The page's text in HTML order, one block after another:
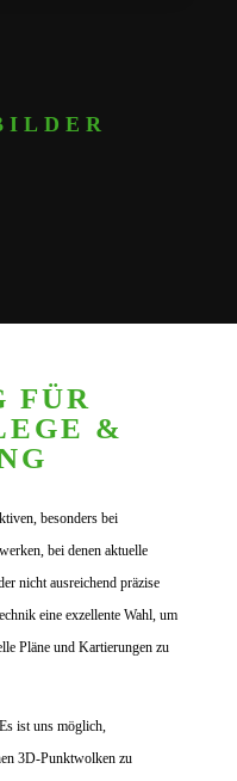
FÜR
&
besonders bei
bei denen aktuelle
nicht ausreichend präzise
eine exzellente Wahl, um
Pläne und Kartierungen zu
ist uns möglich,
3D-Punktwolken zu